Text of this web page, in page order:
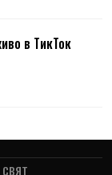
в ТикТок
СВЯТ